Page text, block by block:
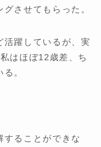
させてもらった。
活躍しているが、実
はほぼ12歳差、ち
。
することができな